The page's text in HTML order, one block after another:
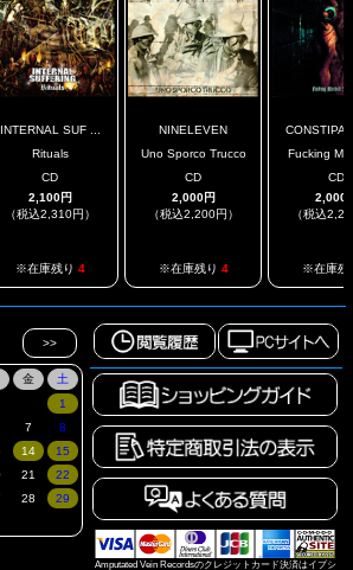
INTERNAL SUF ...
Rituals
CD
2,100円
（税込2,310円）
※在庫残り 4
NINELEVEN
Uno Sporco Trucco
CD
2,000円
（税込2,200円）
※在庫残り 4
Fucking
CD
2,000
（税込
※在庫残
Amputated Vein Recordsのクレジットカード決済はイプシ